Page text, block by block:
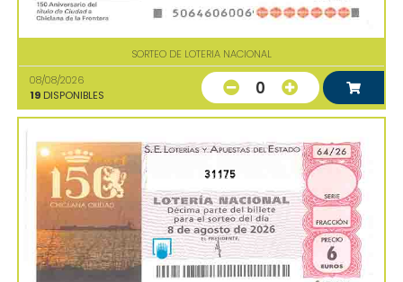
SORTEO DE LOTERIA NACIONAL
08/08/2026
19 DISPONIBLES 0
31175